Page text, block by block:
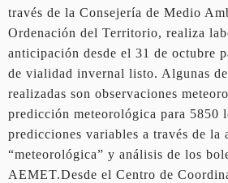
través de la Consejería de Medio
Ordenación del Territorio, realiza
anticipación desde el 31 de octubre
de vialidad invernal listo. Algunas
realizadas son observaciones
predicción meteorológica para 5850
predicciones variables a través de la
“meteorológica” y análisis de los
AEMET.Desde el Centro de